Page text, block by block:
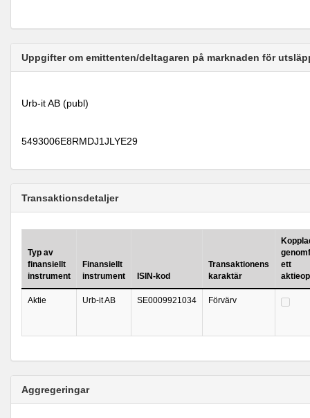
Uppgifter om emittenten/deltagaren på marknaden för
Urb-it AB (publ)
5493006E8RMDJ1JLYE29
Transaktionsdetaljer
Typ av
finansiellt
instrument
Finansiellt
instrument
ISIN-kod
Transaktionens
karaktär
ett
Aktie Urb-it AB SE0009921034 Förvärv
Aggregeringar